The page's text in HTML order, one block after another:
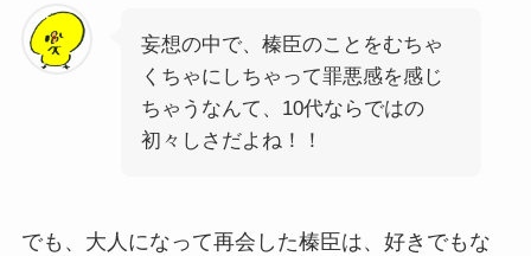
妄想の中で、榛臣のことをむちゃ
くちゃにしちゃって罪悪感を感じ
ちゃうなんて、10代ならではの
初々しさだよね！！
でも、大人になって再会した榛臣は、好きでもな